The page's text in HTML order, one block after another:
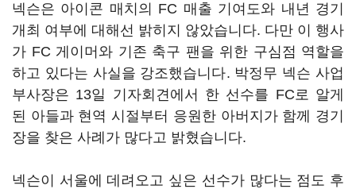
넥슨은 아이콘 매치의 FC 매출 기여도와 내년 경기
개최 여부에 대해선 밝히지 않았습니다. 다만 이 행사
가 FC 게이머와 기존 축구 팬을 위한 구심점 역할을
하고 있다는 사실을 강조했습니다. 박정무 넥슨 사업
부사장은 13일 기자회견에서 한 선수를 FC로 알게
된 아들과 현역 시절부터 응원한 아버지가 함께 경기
장을 찾은 사례가 많다고 밝혔습니다.
넥슨이 서울에 데려오고 싶은 선수가 많다는 점도 후